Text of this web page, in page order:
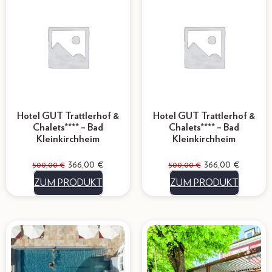
Hotel GUT Trattlerhof &
Chalets**** – Bad
Kleinkirchheim
500,00€ 366,00 €
ZUM PRODUKT
Hotel GUT Trattlerhof &
Chalets**** – Bad
Kleinkirchheim
500,00€ 366,00 €
ZUM PRODUKT